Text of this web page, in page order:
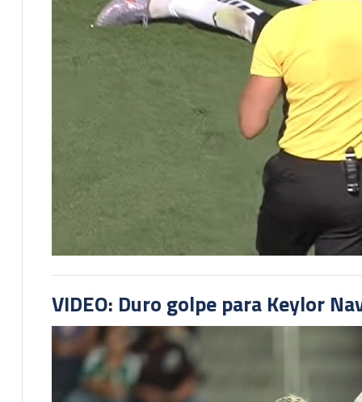
VIDEO: Duro golpe para Keylor